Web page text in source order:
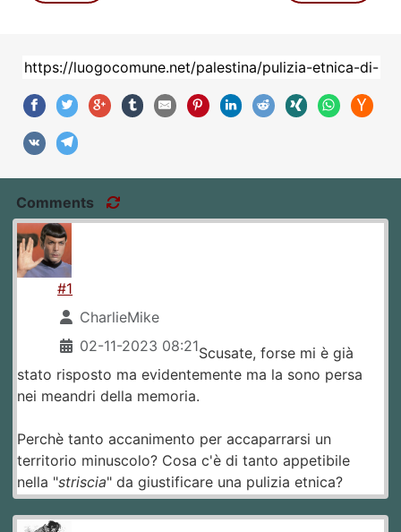
Comments
#1
CharlieMike
02-11-2023 08:21Scusate, forse mi è già
stato risposto ma evidentemente ma la sono persa
nei meandri della memoria.
Perchè tanto accanimento per accaparrarsi un
territorio minuscolo? Cosa c'è di tanto appetibile
nella "striscia" da giustificare una pulizia etnica?